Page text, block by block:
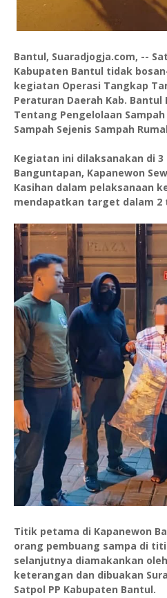
Bantul, Suaradjogja.com, --
Kabupaten Bantul tidak
kegiatan Operasi Tangkap
Peraturan Daerah Kab. Bantul
Tentang Pengelolaan
Sampah Sejenis Sampah
Kegiatan ini dilaksanakan di
Banguntapan, Kapanewon
Kasihan dalam pelaksanaan
mendapatkan target dalam 2
Titik petama di Kapanewon
orang pembuang sampa di
selanjutnya diamakankan
keterangan dan dibuakan
Satpol PP Kabupaten Bantul.